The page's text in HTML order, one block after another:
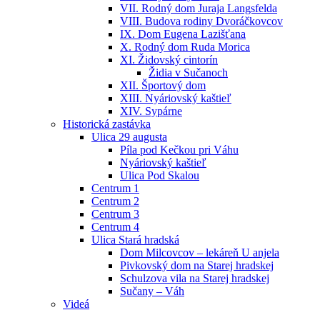
VII. Rodný dom Juraja Langsfelda
VIII. Budova rodiny Dvoráčkovcov
IX. Dom Eugena Lazišťana
X. Rodný dom Ruda Morica
XI. Židovský cintorín
Židia v Sučanoch
XII. Športový dom
XIII. Nyáriovský kaštieľ
XIV. Sypárne
Historická zastávka
Ulica 29 augusta
Píla pod Kečkou pri Váhu
Nyáriovský kaštieľ
Ulica Pod Skalou
Centrum 1
Centrum 2
Centrum 3
Centrum 4
Ulica Stará hradská
Dom Milcovcov – lekáreň U anjela
Pivkovský dom na Starej hradskej
Schulzova vila na Starej hradskej
Sučany – Váh
Videá